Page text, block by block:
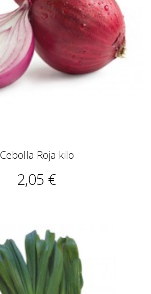
Cebolla Roja kilo
2,05 €